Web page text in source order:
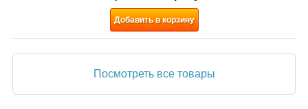
Добавить в корзину
Посмотреть все товары